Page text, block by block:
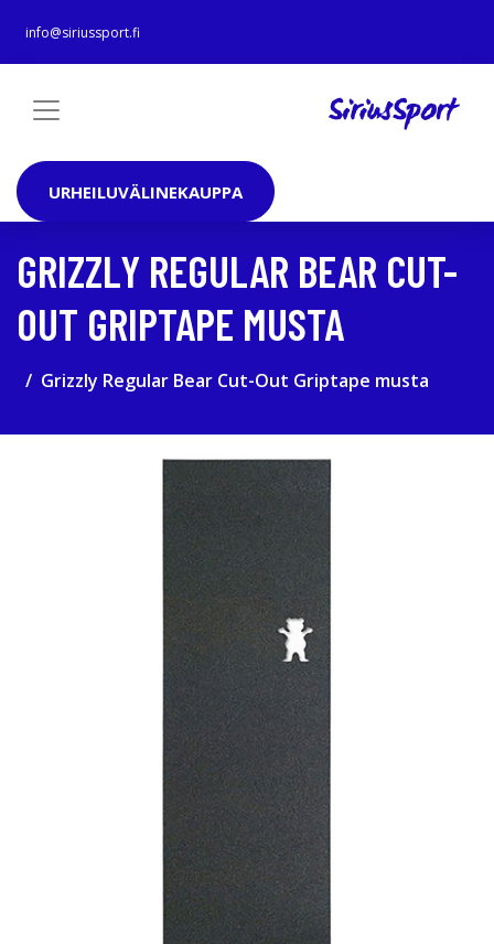
info@siriussport.fi
URHEILUVÄLINEKAUPPA
GRIZZLY REGULAR BEAR CUT-
OUT GRIPTAPE MUSTA
Grizzly Regular Bear Cut-Out Griptape musta